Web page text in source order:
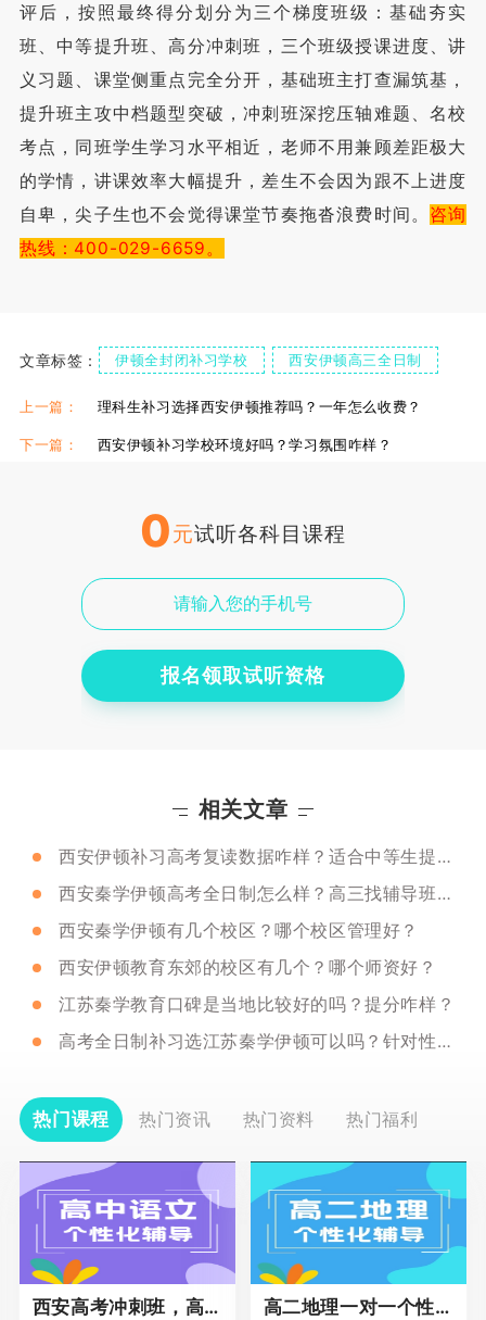
评后，按照最终得分划分为三个梯度班级：基础夯实
班、中等提升班、高分冲刺班，三个班级授课进度、讲
义习题、课堂侧重点完全分开，基础班主打查漏筑基，
提升班主攻中档题型突破，冲刺班深挖压轴难题、名校
考点，同班学生学习水平相近，老师不用兼顾差距极大
的学情，讲课效率大幅提升，差生不会因为跟不上进度
自卑，尖子生也不会觉得课堂节奏拖沓浪费时间。 咨询
热线：400-029-6659。
文章标签： 伊顿全封闭补习学校 西安伊顿高三全日制
上一篇： 理科生补习选择西安伊顿推荐吗？一年怎么收费？
下一篇： 西安伊顿补习学校环境好吗？学习氛围咋样？
0元试听各科目课程
报名领取试听资格
相关文章
西安伊顿补习高考复读数据咋样？适合中等生提分吗？
西安秦学伊顿高考全日制怎么样？高三找辅导班需要注意什么？
西安秦学伊顿有几个校区？哪个校区管理好？
西安伊顿教育东郊的校区有几个？哪个师资好？
江苏秦学教育口碑是当地比较好的吗？提分咋样？
高考全日制补习选江苏秦学伊顿可以吗？针对性咋样？
热门课程 热门资讯 热门资料 热门福利
西安高考冲刺班，高三全科辅导 高二地理一对一个性化冲刺辅导课程